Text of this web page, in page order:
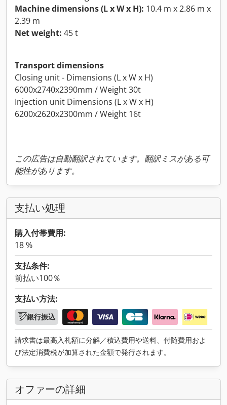
Machine dimensions (L x W x H): 10.4 m x 2.86 m x
2.39 m
Net weight: 45 t
Transport dimensions
Closing unit - Dimensions (L x W x H)
6000x2740x2390mm / Weight 30t
Injection unit Dimensions (L x W x H)
6200x2620x2300mm / Weight 16t
この広告は自動翻訳されています。翻訳ミスがある可
能性があります。
支払い処理
購入付帯費用:
18 %
支払条件:
前払い100％
支払い方法:
銀行振込
請求書は最高入札額に分解／積込費用や送料、付随費用およ
び法定消費税が加算された金額で発行されます。
オファーの詳細